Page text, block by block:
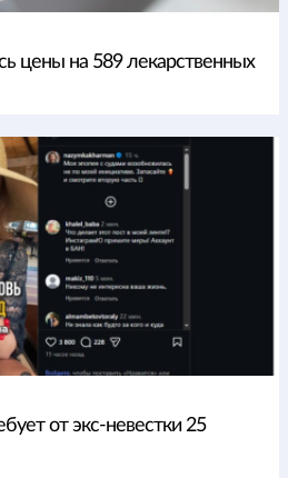
цены на 589 лекарственных
от экс-невестки 25